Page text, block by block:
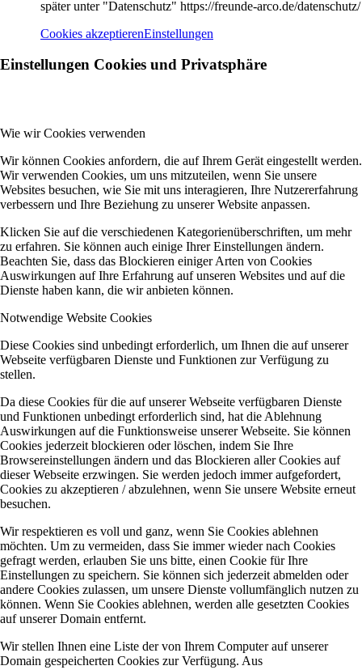
später unter "Datenschutz" https://freunde-arco.de/datenschutz/
Cookies akzeptierenEinstellungen
Einstellungen Cookies und Privatsphäre
Wie wir Cookies verwenden
Wir können Cookies anfordern, die auf Ihrem Gerät eingestellt werden.
Wir verwenden Cookies, um uns mitzuteilen, wenn Sie unsere
Websites besuchen, wie Sie mit uns interagieren, Ihre Nutzererfahrung
verbessern und Ihre Beziehung zu unserer Website anpassen.
Klicken Sie auf die verschiedenen Kategorienüberschriften, um mehr
zu erfahren. Sie können auch einige Ihrer Einstellungen ändern.
Beachten Sie, dass das Blockieren einiger Arten von Cookies
Auswirkungen auf Ihre Erfahrung auf unseren Websites und auf die
Dienste haben kann, die wir anbieten können.
Notwendige Website Cookies
Diese Cookies sind unbedingt erforderlich, um Ihnen die auf unserer
Webseite verfügbaren Dienste und Funktionen zur Verfügung zu
stellen.
Da diese Cookies für die auf unserer Webseite verfügbaren Dienste
und Funktionen unbedingt erforderlich sind, hat die Ablehnung
Auswirkungen auf die Funktionsweise unserer Webseite. Sie können
Cookies jederzeit blockieren oder löschen, indem Sie Ihre
Browsereinstellungen ändern und das Blockieren aller Cookies auf
dieser Webseite erzwingen. Sie werden jedoch immer aufgefordert,
Cookies zu akzeptieren / abzulehnen, wenn Sie unsere Website erneut
besuchen.
Wir respektieren es voll und ganz, wenn Sie Cookies ablehnen
möchten. Um zu vermeiden, dass Sie immer wieder nach Cookies
gefragt werden, erlauben Sie uns bitte, einen Cookie für Ihre
Einstellungen zu speichern. Sie können sich jederzeit abmelden oder
andere Cookies zulassen, um unsere Dienste vollumfänglich nutzen zu
können. Wenn Sie Cookies ablehnen, werden alle gesetzten Cookies
auf unserer Domain entfernt.
Wir stellen Ihnen eine Liste der von Ihrem Computer auf unserer
Domain gespeicherten Cookies zur Verfügung. Aus